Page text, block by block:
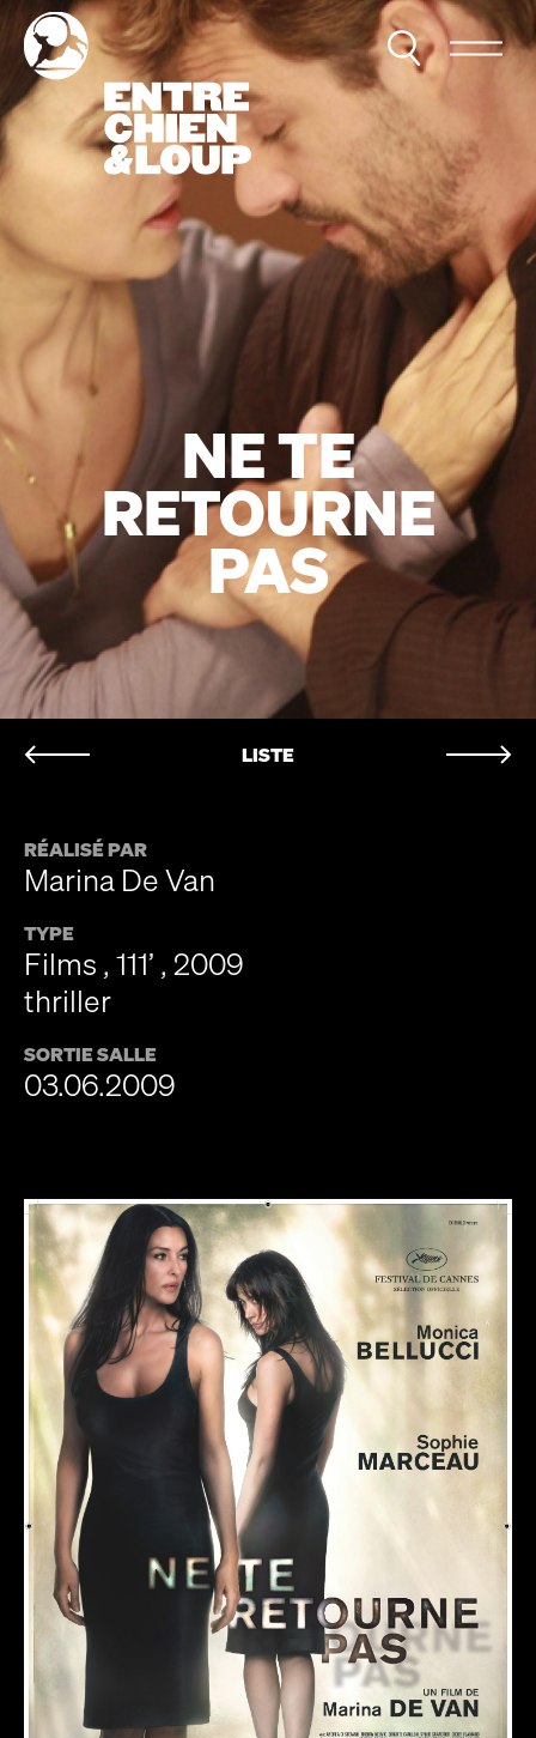
NE TE
RETOURNE
PAS
LISTE
RÉALISÉ PAR
Marina De Van
TYPE
Films , 111’ , 2009
thriller
SORTIE SALLE
03.06.2009